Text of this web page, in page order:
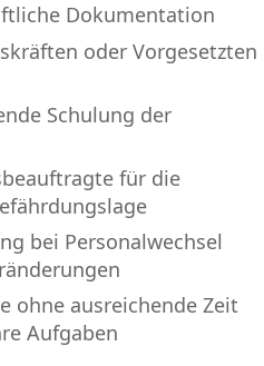
Dokumentation
oder Vorgesetzten
Schulung der
für die
bei Personalwechsel
ohne ausreichende Zeit
Aufgaben